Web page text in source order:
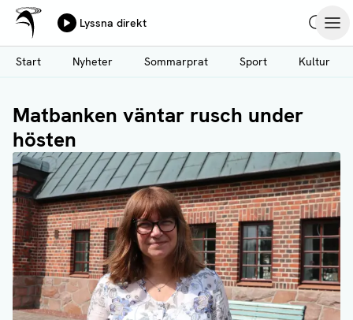
Hoppa
till
huvudinnehåll
Ålands Radio & TV
Lyssna direkt
Start
Nyheter Sommarprat Sport Kultur
Matbanken väntar rusch under
hösten